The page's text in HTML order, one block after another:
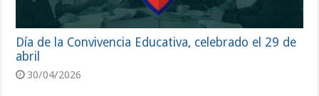
Día de la Convivencia Educativa, celebrado el 29 de
abril
30/04/2026